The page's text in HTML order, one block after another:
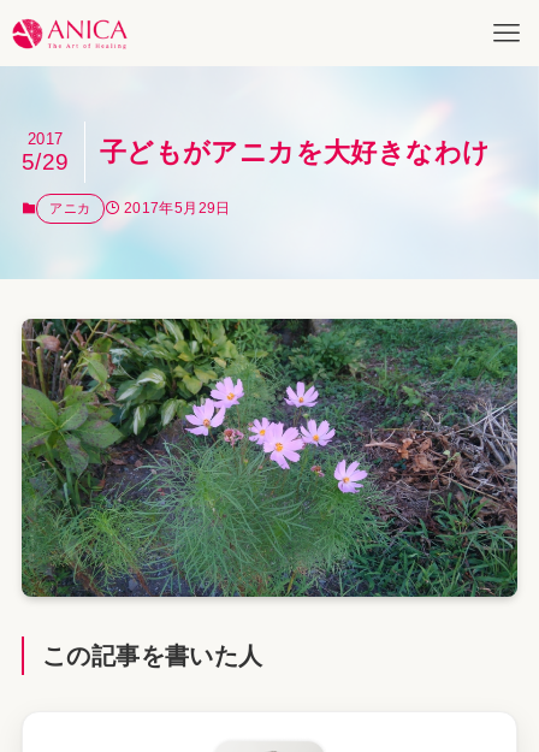
子どもがアニカを大好きなわけ
2017
5/29
アニカ 2017年5月29日
この記事を書いた人